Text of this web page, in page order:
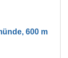
600 m